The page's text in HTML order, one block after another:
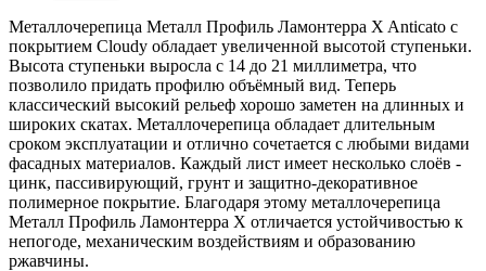
Металлочерепица Металл Профиль Ламонтерра X Anticato с
покрытием Cloudy обладает увеличенной высотой ступеньки.
Высота ступеньки выросла с 14 до 21 миллиметра, что
позволило придать профилю объёмный вид. Теперь
классический высокий рельеф хорошо заметен на длинных и
широких скатах. Металлочерепица обладает длительным
сроком эксплуатации и отлично сочетается с любыми видами
фасадных материалов. Каждый лист имеет несколько слоёв -
цинк, пассивирующий, грунт и защитно-декоративное
полимерное покрытие. Благодаря этому металлочерепица
Металл Профиль Ламонтерра Х отличается устойчивостью к
непогоде, механическим воздействиям и образованию
ржавчины.